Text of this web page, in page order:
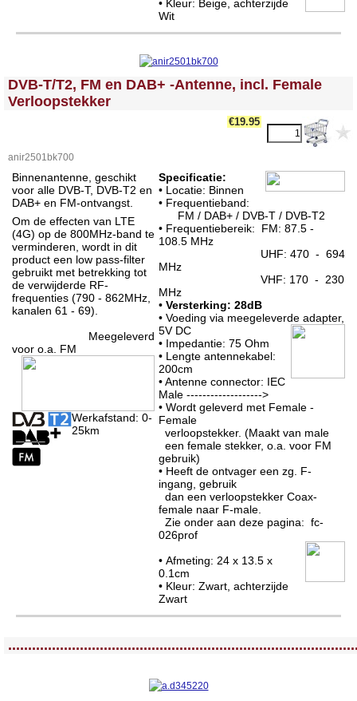
• Kleur: Beige, achterzijde
Wit
<!-- MakeFullWidth0 --><!-- MakeFullWidth1 --><!-- MakeFullWidth2 --><!-- MakeFullWidth3 --><!-- MakeFullWidth4 --><!-- MakeFullWidth5 --><!-- MakeFullWidth6 --><!-- MakeFullWidth7 --><!-- MakeFullWidth8 --><!-- MakeFullWidth9 --><!-- MakeFullWidth10 --><!-- MakeFullWidth11 --><!-- MakeFullWidth12 --><!-- MakeFullWidth13 --><!-- MakeFullWidth14 --><!-- MakeFullWidth15 --><!-- MakeFullWidth16 --><!-- MakeFullWidth17 --><!-- MakeFullWidth18 --><!-- MakeFullWidth19 -->
DVB-T/T2, FM en DAB+ -Antenne, incl. Female
Verloopstekker
€19.95
anir2501bk700
Binnenantenne, geschikt
voor alle DVB-T, DVB-T2 en
DAB+ en FM-ontvangst.
Om de effecten van LTE
(4G) op de 800MHz-band te
verminderen, wordt in dit
product een low pass-filter
gebruikt met betrekking tot
de verwijderde RF-
frequenties (790 - 862MHz,
kanalen 61 - 69).
Meegeleverd
voor o.a. FM
Werkafstand: 0-
25km
Specificatie:
• Locatie: Binnen
• Frequentieband:
FM / DAB+ / DVB-T / DVB-T2
• Frequentiebereik: FM: 87.5 -
108.5 MHz
UHF: 470 - 694
MHz
VHF: 170 - 230
MHz
• Versterking: 28dB
• Voeding via meegeleverde adapter,
5V DC
• Impedantie: 75 Ohm
• Lengte antennekabel:
200cm
• Antenne connector: IEC
Male ------------------->
• Wordt geleverd met Female -
Female
verloopstekker. (Maakt van male
een female stekker, o.a. voor FM
gebruik)
• Heeft de ontvager een zg. F-
ingang, gebruik
dan een verloopstekker Coax-
female naar F-male.
Zie onder aan deze pagina: fc-
026prof
• Afmeting: 24 x 13.5 x
0.1cm
• Kleur: Zwart, achterzijde
Zwart